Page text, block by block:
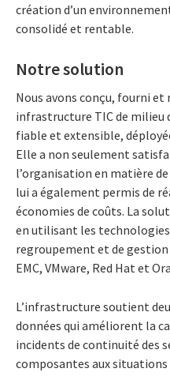
création d’un
consolidé et rentable.
Notre solution
Nous avons conçu, fourni et
infrastructure TIC de milieu
fiable et extensible,
Elle a non seulement
l’organisation en matière
lui a également permis de
économies de coûts. La
en utilisant les
regroupement et de gestion
EMC, VMware, Red Hat et
L’infrastructure soutient
données qui améliorent la
incidents de continuité des
composantes aux